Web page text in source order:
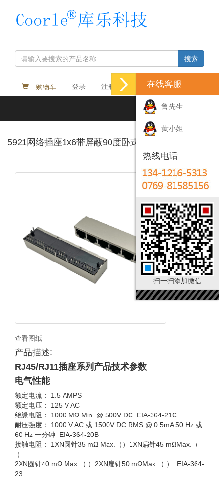
搜索
购物车 登录 注册 Language
5921网络插座1x6带屏蔽90度卧式10P8C 8P8C网口
查看图纸
产品描述:
RJ45/RJ11插座系列产品技术参数
电气性能
额定电流： 1.5 AMPS
额定电压： 125 V AC
绝缘电阻： 1000 MΩ Min. @ 500V DC EIA-364-21C
耐压强度： 1000 V AC 或 1500V DC RMS @ 0.5mA 50 Hz 或
60 Hz 一分钟 EIA-364-20B
接触电阻： 1XN圆针35 mΩ Max.（）1XN扁针45 mΩMax.（
）
2XN圆针40 mΩ Max.（ ）2XN扁针50 mΩMax.（ ） EIA-364-
23
在线客服
鲁先生
黄小姐
热线电话
扫一扫添加微信